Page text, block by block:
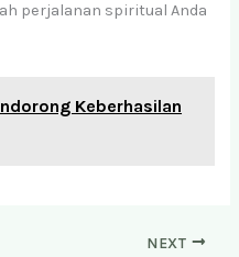
perjalanan spiritual Anda
Keberhasilan
NEXT